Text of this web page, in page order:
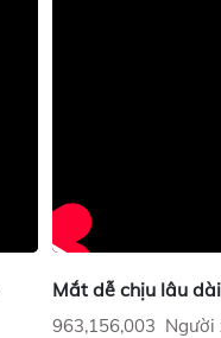
Mắt dễ chịu lâu
963,156,003 Người